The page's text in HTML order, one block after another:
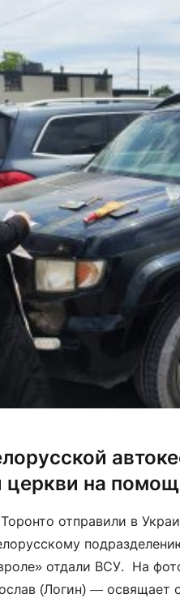
церкви на
отправили в
отдали ВСУ. На
(Логин) — освящает